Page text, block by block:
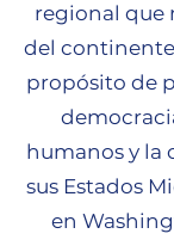
regional que
del
propósito de
humanos y la
sus Estados
en